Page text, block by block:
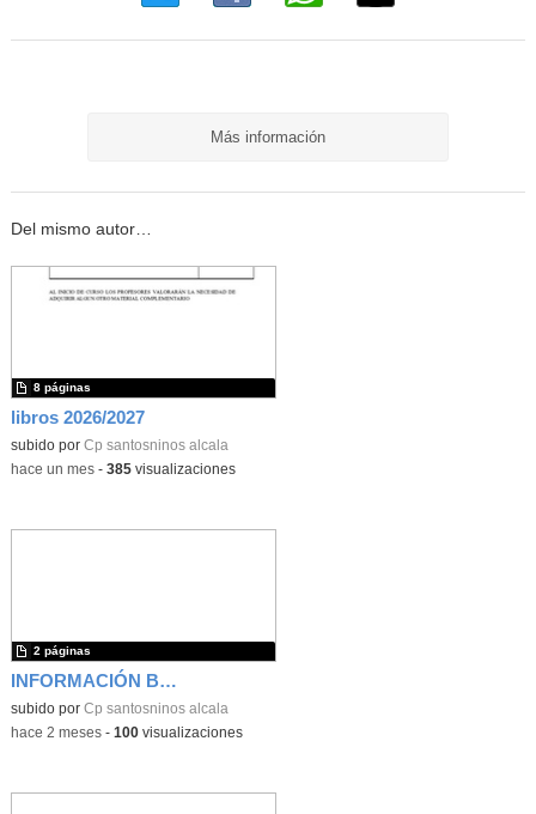
Más información
Del mismo autor…
libros 2026/2027
subido por Cp santosninos alcala
8 páginas
-hace un mes- 385visualizaciones
INFORMACIÓN BASICA ADMISION
subido por Cp santosninos alcala
2 páginas
-hace 2 meses- 100visualizaciones